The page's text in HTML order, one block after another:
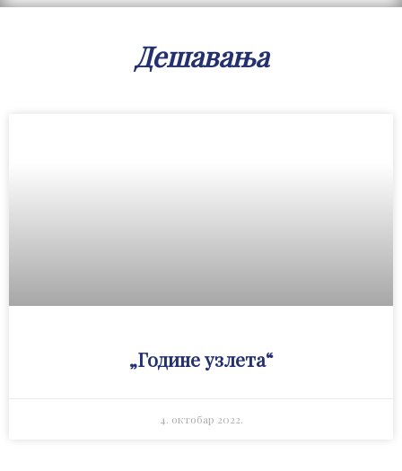
Дешавања
„Године узлета“
4. октобар 2022.